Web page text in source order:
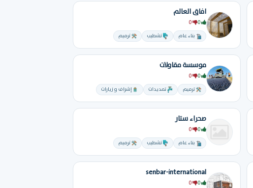
افاق العالم
0
0
بناء عام تشطيب ترميم
موسسة مقاولات
0
0
ترميم تمديدات إشراف و زيارات
صحراء ستار
0
0
بناء عام تشطيب ترميم
senbar-international
0
0